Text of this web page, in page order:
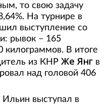
то свою задачу
На турнире в
выступление со
рывок – 165
килограммов. В итоге
из КНР Же Янг в
над головой 406
выступал в